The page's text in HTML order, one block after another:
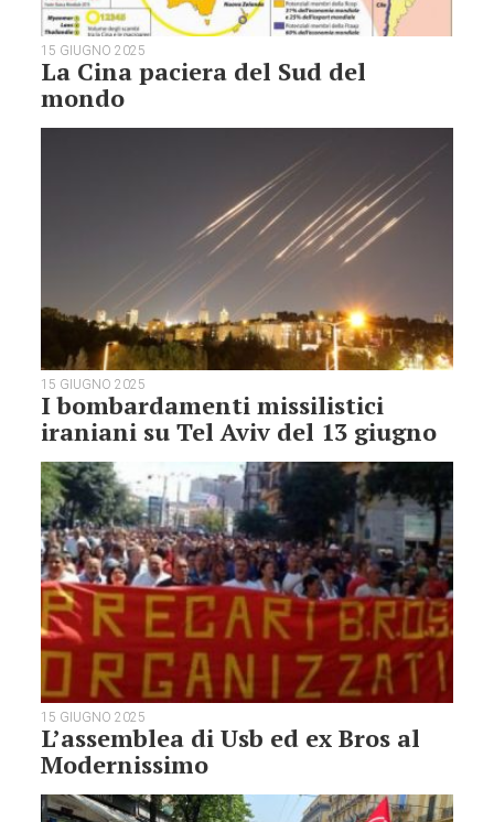
15 GIUGNO 2025
La Cina paciera del Sud del
mondo
15 GIUGNO 2025
I bombardamenti missilistici
iraniani su Tel Aviv del 13 giugno
15 GIUGNO 2025
L’assemblea di Usb ed ex Bros al
Modernissimo